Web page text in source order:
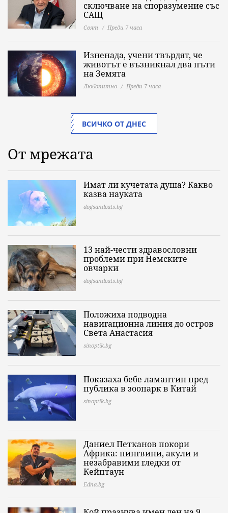
сключване на споразумение със
САЩ
Свят Преди 7 часа
Изненада, учени твърдят, че
животът е възникнал два пъти
на Земята
Любопитно Преди 7 часа
ВСИЧКО ОТ ДНЕС
От мрежата
Имат ли кучетата душа? Какво
казва науката
dogsandcats.bg
13 най-чести здравословни
проблеми при Немските
овчарки
dogsandcats.bg
Положиха подводна
навигационна линия до остров
Света Анастасия
sinoptik.bg
Показаха бебе ламантин пред
публика в зоопарк в Китай
sinoptik.bg
Даниел Петканов покори
Африка: пингвини, акули и
незабравими гледки от
Кейптаун
Edna.bg